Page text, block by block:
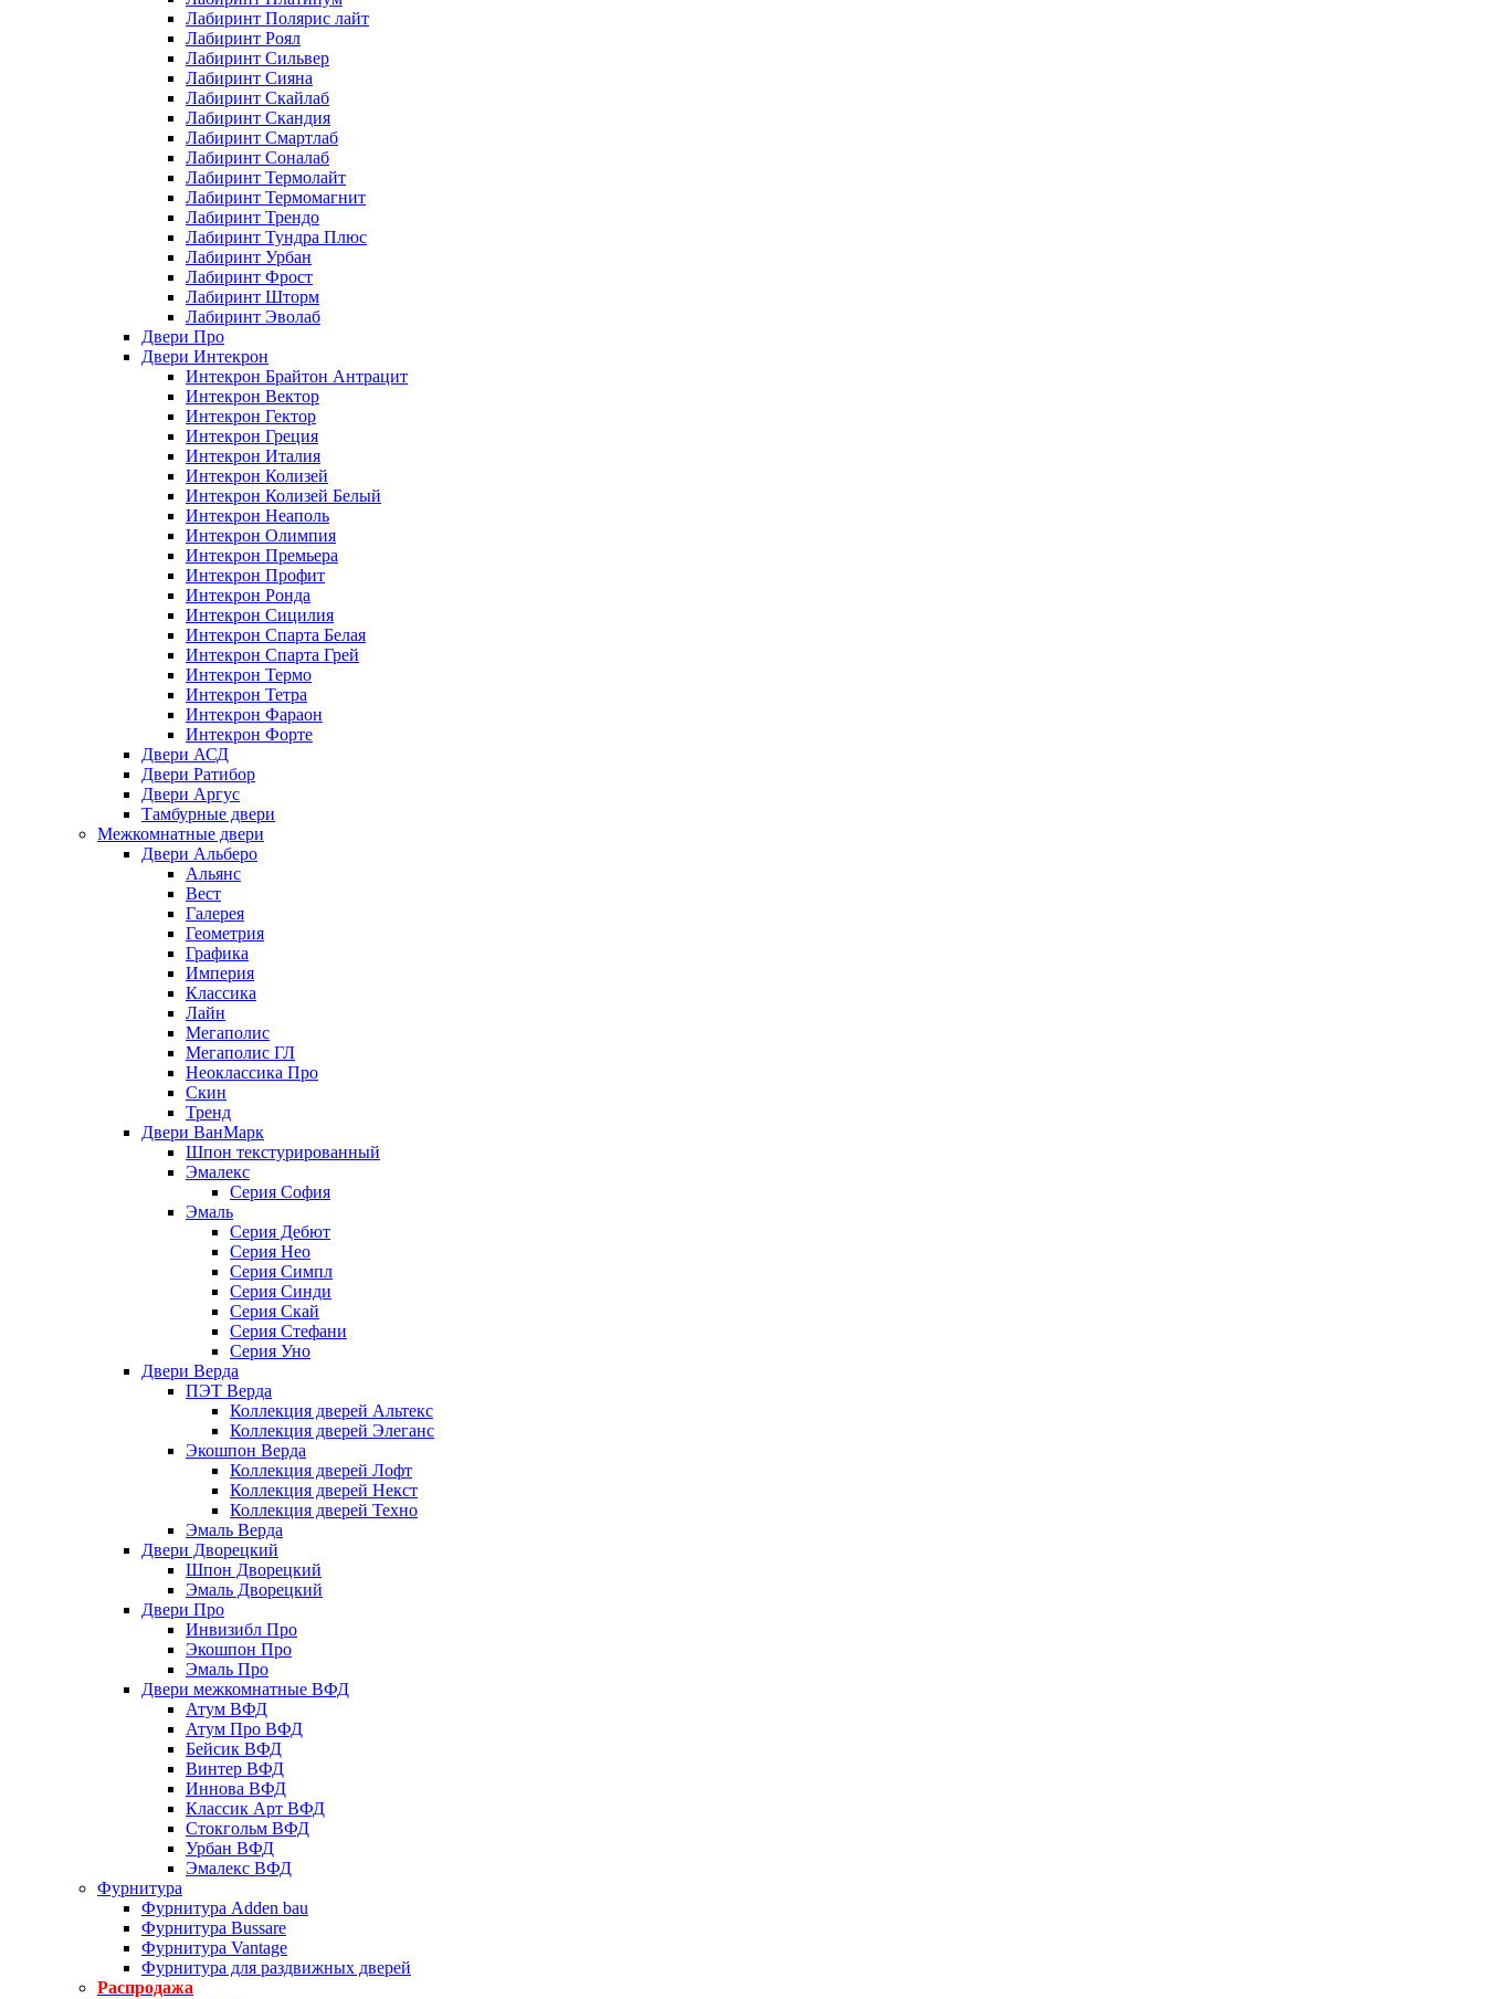
Лабиринт Полярис лайт
Лабиринт Роял
Лабиринт Сильвер
Лабиринт Сияна
Лабиринт Скайлаб
Лабиринт Скандия
Лабиринт Смартлаб
Лабиринт Соналаб
Лабиринт Термолайт
Лабиринт Термомагнит
Лабиринт Трендо
Лабиринт Тундра Плюс
Лабиринт Урбан
Лабиринт Фрост
Лабиринт Шторм
Лабиринт Эволаб
Двери Про
Двери Интекрон
Интекрон Брайтон Антрацит
Интекрон Вектор
Интекрон Гектор
Интекрон Греция
Интекрон Италия
Интекрон Колизей
Интекрон Колизей Белый
Интекрон Неаполь
Интекрон Олимпия
Интекрон Премьера
Интекрон Профит
Интекрон Ронда
Интекрон Сицилия
Интекрон Спарта Белая
Интекрон Спарта Грей
Интекрон Термо
Интекрон Тетра
Интекрон Фараон
Интекрон Форте
Двери АСД
Двери Ратибор
Двери Аргус
Тамбурные двери
Межкомнатные двери
Двери Альберо
Альянс
Вест
Галерея
Геометрия
Графика
Империя
Классика
Лайн
Мегаполис
Мегаполис ГЛ
Неоклассика Про
Скин
Тренд
Двери ВанМарк
Шпон текстурированный
Эмалекс
Серия София
Эмаль
Серия Дебют
Серия Нео
Серия Симпл
Серия Синди
Серия Скай
Серия Стефани
Серия Уно
Двери Верда
ПЭТ Верда
Коллекция дверей Альтекс
Коллекция дверей Элеганс
Экошпон Верда
Коллекция дверей Лофт
Коллекция дверей Некст
Коллекция дверей Техно
Эмаль Верда
Двери Дворецкий
Шпон Дворецкий
Эмаль Дворецкий
Двери Про
Инвизибл Про
Экошпон Про
Эмаль Про
Двери межкомнатные ВФД
Атум ВФД
Атум Про ВФД
Бейсик ВФД
Винтер ВФД
Иннова ВФД
Классик Арт ВФД
Стокгольм ВФД
Урбан ВФД
Эмалекс ВФД
Фурнитура
Фурнитура Adden bau
Фурнитура Bussare
Фурнитура Vantage
Фурнитура для раздвижных дверей
Распродажа